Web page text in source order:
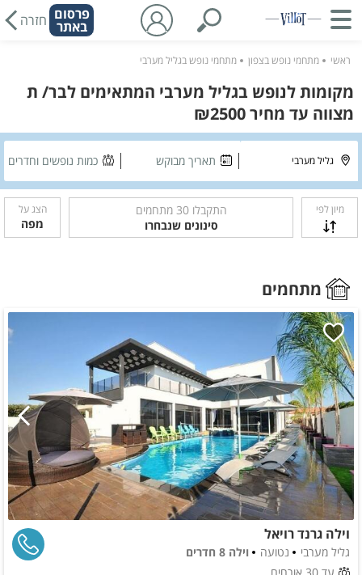
פרסום
באתר חזרה
ראשי מתחמי נופש בצפון מתחמי נופש בגליל מערבי
מקומות לנופש בגליל מערבי המתאימים לבר/ ת
מצווה עד מחיר ₪2500
תאריך מבוקש כמות נופשים וחדרים
מיון לפי התקבלו30 מתחמים
סינונים שנבחרו
הצג על
מפה
מתחמים
וילה גרנד רויאל
גליל מערבי נטועה
וילה 8 חדרים